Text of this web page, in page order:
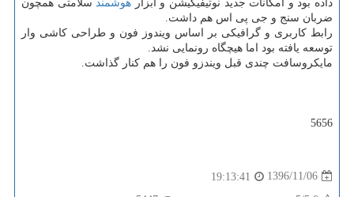
داده بود و امكانات جدید نوتیفیكیشن و ابزار هوشمندسلامتی همچون
ضربان سنج و جی پی اس هم داشت.
رابط كاربری و گرافیكی بر اساس ویندوز فون و طراحی كاشی وار
توسعه یافته بود اما هیچگاه رونمایی نشد.
مایكروسافت چندی قبل ویندزو فون را هم كنار گذاشت.
5656
1396/11/06
19:13:41